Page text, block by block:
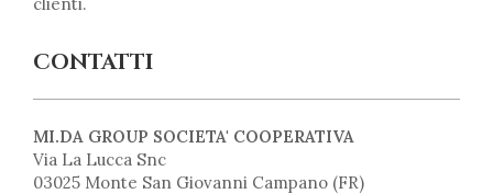
CONTATTI
MI.DA GROUP SOCIETA' COOPERATIVA
Via La Lucca Snc
03025 Monte San Giovanni Campano (FR)